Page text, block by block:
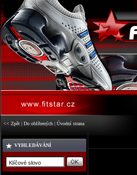
<< Zpět | Do oblíbených | Úvodní strana
VYHLEDÁVÁNÍ